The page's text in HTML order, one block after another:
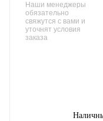
Наши менеджеры
обязательно
свяжутся с вами и
уточнят условия
заказа